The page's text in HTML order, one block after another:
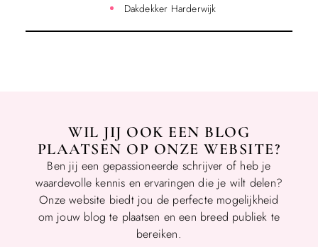
Dakdekker Harderwijk
WIL JIJ OOK EEN BLOG
PLAATSEN OP ONZE WEBSITE?
Ben jij een gepassioneerde schrijver of heb je
waardevolle kennis en ervaringen die je wilt delen?
Onze website biedt jou de perfecte mogelijkheid
om jouw blog te plaatsen en een breed publiek te
bereiken.